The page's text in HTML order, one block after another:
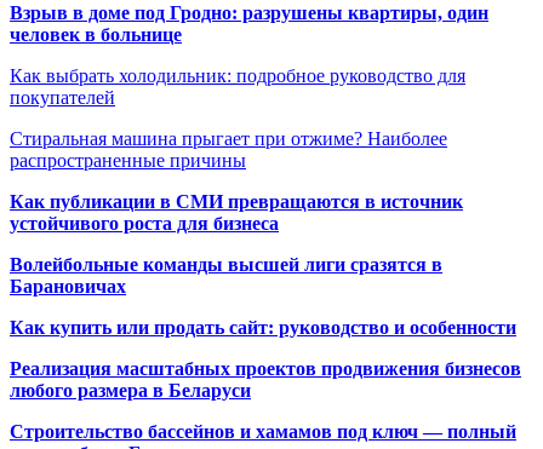
Взрыв в доме под Гродно: разрушены квартиры, один
человек в больнице
Как выбрать холодильник: подробное руководство для
покупателей
Стиральная машина прыгает при отжиме? Наиболее
распространенные причины
Как публикации в СМИ превращаются в источник
устойчивого роста для бизнеса
Волейбольные команды высшей лиги сразятся в
Барановичах
Как купить или продать сайт: руководство и особенности
Реализация масштабных проектов продвижения бизнесов
любого размера в Беларуси
Строительство бассейнов и хамамов под ключ — полный